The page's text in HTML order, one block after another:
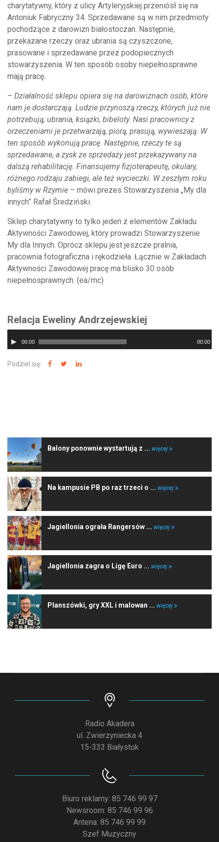
charytatywny, który z ulicy Artyleryjskiej przeniósł się na
Antoniuk Fabryczny 34. Sprzedawane są w nim przedmioty
pochodzące z darowizn białostoczan. Następnie,
przekazane rzeczy oraz ubrania są czyszczone,
prasowane i sprzedawane przez podopiecznych
stowarzyszenia. W ten sposób osoby niepełnosprawne
mają pracę.
– Działalność sklepu opiera się na darowiznach osób, które
nam je dostarczają. Ludzie przynoszą rzeczy, których już nie
potrzebują; ubrania, książki, bibeloty. Nasi pracownicy z
orzeczeniami je przetwarzają, piorą, prasują, wywieszają. W
ten sposób wykonują pracę. Następnie, rzeczy te są
sprzedawane, a zysk ze sprzedaży jest przekazywany na
dalszą rehabilitację. Finansujemy fizjoterapeutę, okulary,
różnego rodzaju zabiegi, ale też wycieczki. W zeszłym roku
byliśmy w Rzymie – mówi prezes Stowarzyszenia „My dla
innych” Rafał Średziński.
Sklep charytatywny to tylko jeden z elementów Zakładu
Aktywności Zawodowej, który prowadzi Stowarzyszenie
My dla Innych. Oprócz sklepu jest jeszcze pralnia,
pracownia fotograficzna i rękodzieła. Łącznie w Zakładach
Aktywności Zawodowej pracę ma blisko 30 osób
niepełnosprawnych. (ea/mc)
Relacja Eweliny Andrzejewskiej
plików00:00 00:00
Podziel się:
Balony ponownie wystartują z ... więcej
Na kampusie PB po raz trzeci o ... więcej
Jagiellonia ograła Rangersów ... więcej
Jagiellonia zagra o Ligę Euro ... więcej
Planszówki, gry XXL i malowan ... więcej
Radio Akadera
ul. Zwierzyniecka 4
15-333 Białystok
Biuro reklamy: 85 746 99 97
Newsroom: 85 746 99 96
Antena: 85 746 99 99
Szef Muzyczny